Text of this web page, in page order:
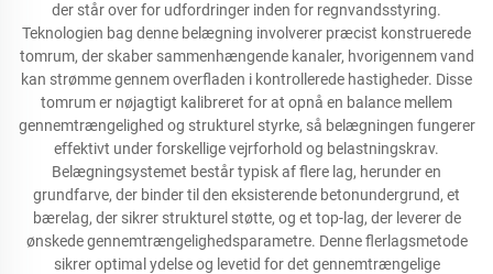
der står over for udfordringer inden for regnvandsstyring.
Teknologien bag denne belægning involverer præcist konstruerede
tomrum, der skaber sammenhængende kanaler, hvorigennem vand
kan strømme gennem overfladen i kontrollerede hastigheder. Disse
tomrum er nøjagtigt kalibreret for at opnå en balance mellem
gennemtrængelighed og strukturel styrke, så belægningen fungerer
effektivt under forskellige vejrforhold og belastningskrav.
Belægningsystemet består typisk af flere lag, herunder en
grundfarve, der binder til den eksisterende betonundergrund, et
bærelag, der sikrer strukturel støtte, og et top-lag, der leverer de
ønskede gennemtrængelighedsparametre. Denne flerlagsmetode
sikrer optimal ydelse og levetid for det gennemtrængelige